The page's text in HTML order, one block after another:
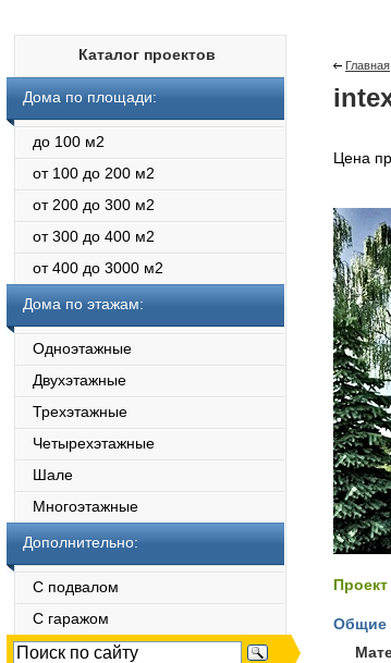
Каталог проектов
Дома по площади:
до 100 м2
от 100 до 200 м2
от 200 до 300 м2
от 300 до 400 м2
от 400 до 3000 м2
Дома по этажам:
Одноэтажные
Двухэтажные
Трехэтажные
Четырехэтажные
Шале
Многоэтажные
Дополнительно:
С подвалом
С гаражом
Главная
Цена
Общие